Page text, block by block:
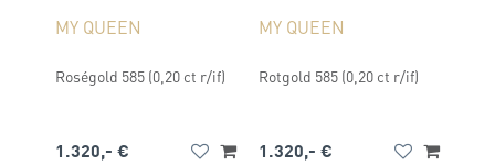
MY QUEEN
Roségold 585 (0,20 ct r/if)
1.320,- €
MY QUEEN
Rotgold 585 (0,20 ct r/if)
1.320,- €